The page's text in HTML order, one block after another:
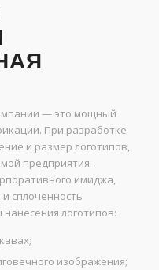
— это мощный
При разработке
и размер логотипов,
предприятия.
имиджа,
сплоченность
логотипов:
изображения;